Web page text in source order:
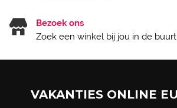
Bezoek ons
Zoek een winkel bij jou in de buurt
VAKANTIES ONLINE